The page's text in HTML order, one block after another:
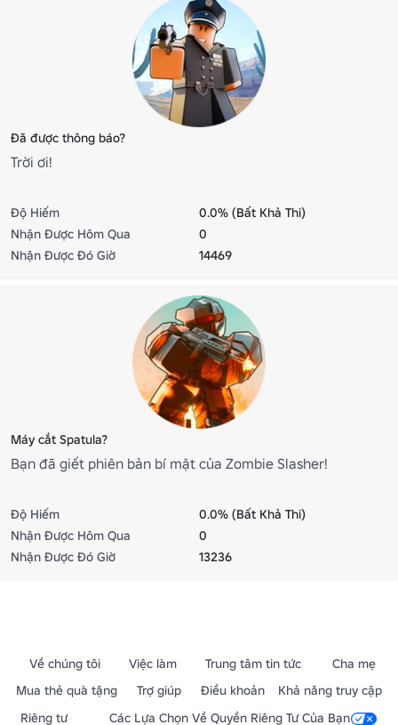
Đã được thông báo?
Trời ơi!
Độ Hiếm
0.0% (Bất Khả Thi)
Nhận Được Hôm Qua
0
Nhận Được Đó Giờ
14469
Máy cắt Spatula?
Bạn đã giết phiên bản bí mật của Zombie Slasher!
Độ Hiếm
0.0% (Bất Khả Thi)
Nhận Được Hôm Qua
0
Nhận Được Đó Giờ
13236
Về chúng tôi Việc làm Trung tâm tin tức
Cha mẹ
Mua thẻ quà tặng
Trợ giúp Điều khoản
Khả năng truy cập
Riêng tư
Các Lựa Chọn Về Quyền Riêng Tư Của Bạn